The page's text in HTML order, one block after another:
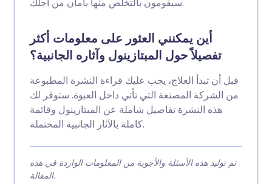
أين يمكنني العثور على معلومات أكثر
تفصيلاً حول المبتازينول وآثاره الجانبية؟
قبل أن تبدأ العلاج، يجب عليك قراءة النشرة المطبوعة
من الشركة المصنعة التي تأتي داخل العبوة. ستوفر لك
هذه النشرة تفاصيل شاملة عن المبتازينول وقائمة
كاملة بالآثار الجانبية المحتملة.
تم توليد هذه الأسئلة والأجوبة من المعلومات الواردة في هذه
المقالة.